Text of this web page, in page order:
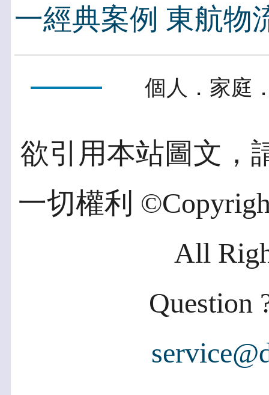
一經典案例 東航物
個人．家庭
欲引用本站圖文，
一切權利
All
Question